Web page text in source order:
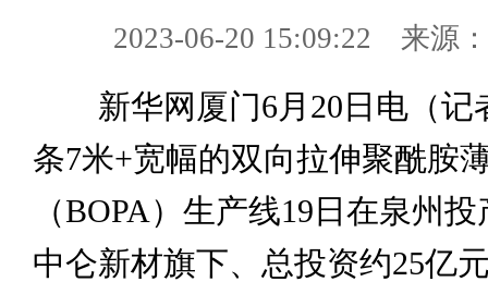
2023-06-20 15:09:22 来源
新华网厦门6月20日电（记
条7米+宽幅的双向拉伸聚酰胺
（BOPA）生产线19日在泉州
中仑新材旗下、总投资约25亿